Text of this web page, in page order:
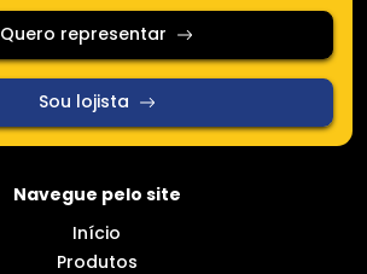
Quero representar
Sou lojista
Navegue pelo site
Início
Produtos